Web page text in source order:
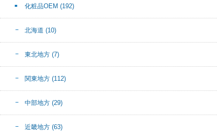
化粧品OEM (192)
北海道 (10)
東北地方 (7)
関東地方 (112)
中部地方 (29)
近畿地方 (63)